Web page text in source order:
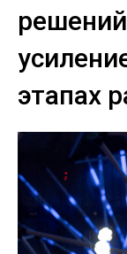
этапах